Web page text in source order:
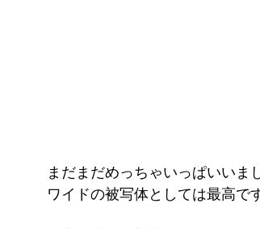
まだまだめっちゃいっぱいいま
ワイドの被写体としては最高で